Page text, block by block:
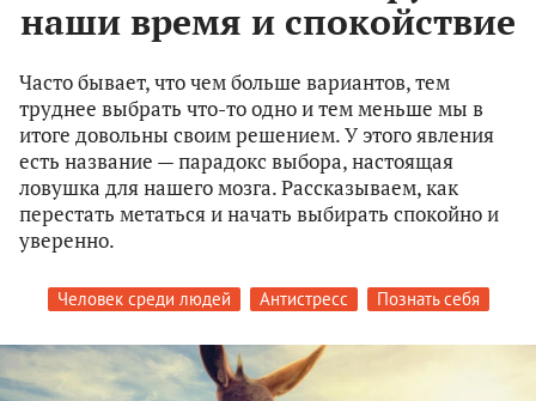
наши время и спокойствие
Часто бывает, что чем больше вариантов, тем
труднее выбрать что-то одно и тем меньше мы в
итоге довольны своим решением. У этого явления
есть название — парадокс выбора, настоящая
ловушка для нашего мозга. Рассказываем, как
перестать метаться и начать выбирать спокойно и
уверенно.
Человек среди людей Антистресс Познать себя